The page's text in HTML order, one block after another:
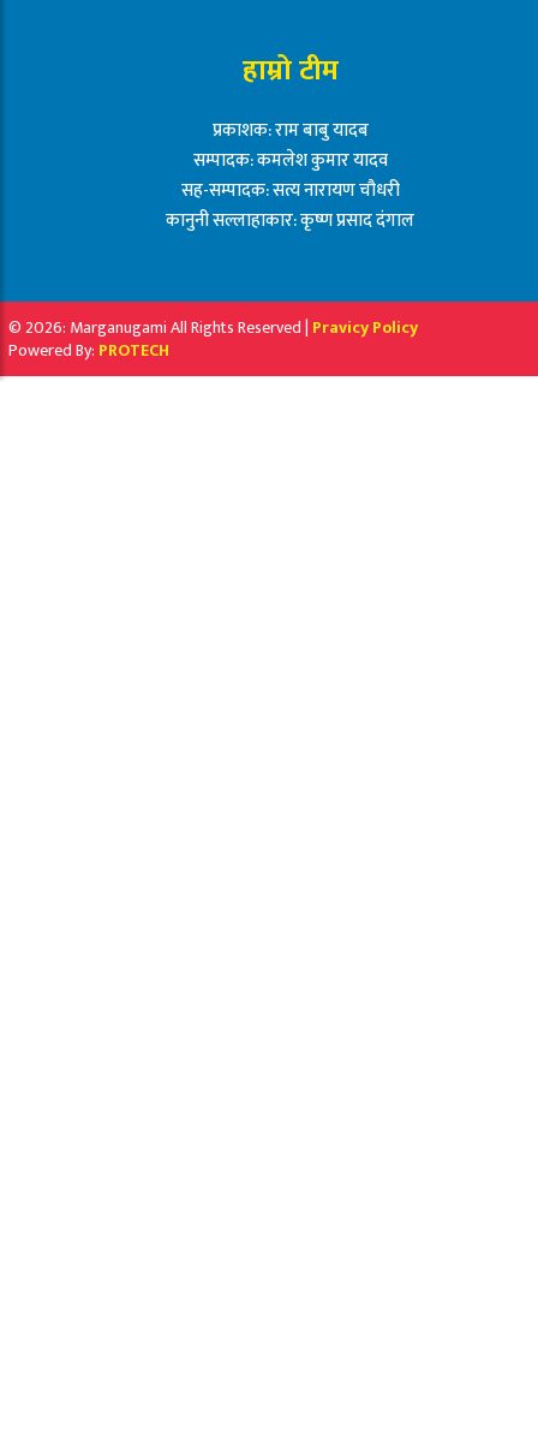
हाम्रो टीम
प्रकाशक: राम बाबु यादब
सम्पादक: कमलेश कुमार यादव
सह-सम्पादक: सत्य नारायण चौधरी
कानुनी सल्लाहाकार: कृष्ण प्रसाद दंगाल
© 2026: Marganugami All Rights Reserved | Pravicy Policy
Powered By: PROTECH